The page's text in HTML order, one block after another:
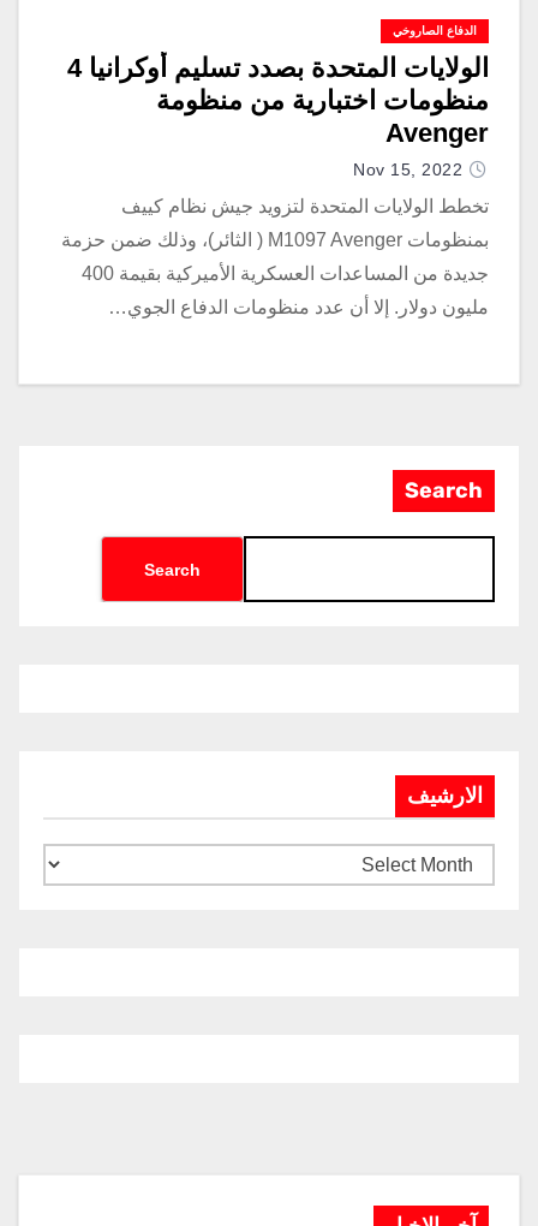
الدفاع الصاروخي
الولايات المتحدة بصدد تسليم أوكرانيا 4
منظومات اختبارية من منظومة
Avenger
Nov 15, 2022
تخطط الولايات المتحدة لتزويد جيش نظام كييف
بمنظومات M1097 Avenger ( الثائر)، وذلك ضمن حزمة
جديدة من المساعدات العسكرية الأميركية بقيمة 400
مليون دولار. إلا أن عدد منظومات الدفاع الجوي…
Search
Search
الارشيف